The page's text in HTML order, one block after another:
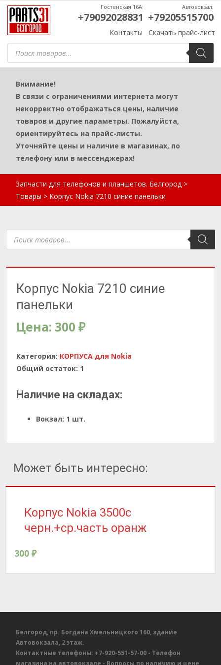
Поиск
товаров
Контакты Скачать прайс-лист
Гостенская 16А:
+79092028831
Автовокзал:
+79205515700
Внимание!
В связи с ограничениями интернета могут
некорректно отображаться цены, наличие
товаров и другие параметры. Пожалуйста,
ориентируйтесь на прайс-листы.
Уточняйте цены и наличие в магазинах, по
телефону или в мессенджерах!
Запчасти для телефонов и планшетов. Белгород >
Товары > Корпус Nokia 7210 синие панельки
Поиск
товаров
Корпус Nokia 7210 синие
панельки
Цена: 300 ₽
Категория: КОРПУСА для Nokia
Общий остаток: 1
Наличие на складах:
Вокзал: 1 шт.
Может быть интересно:
Корпус Nokia 3500c
черн.+ср.часть оранж
300 ₽
Белгород, пр. Богдана Хмельницкого 160, здание
Автовокзала, 2 этаж.
Контактные телефоны: +7-920-551-57-00 - Телефон